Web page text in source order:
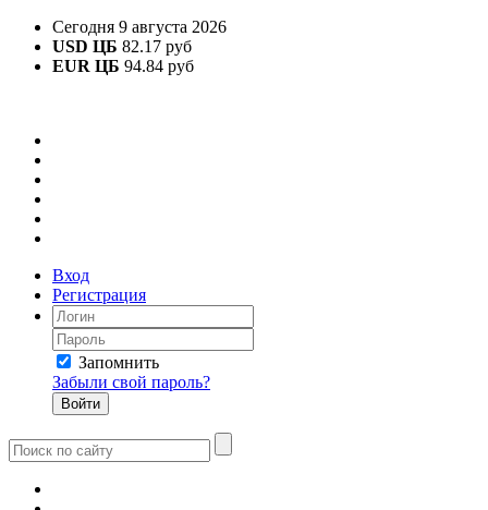
Сегодня 9 августа 2026
USD ЦБ 82.17 руб
EUR ЦБ 94.84 руб
Вход
Регистрация
Запомнить
Забыли свой пароль?